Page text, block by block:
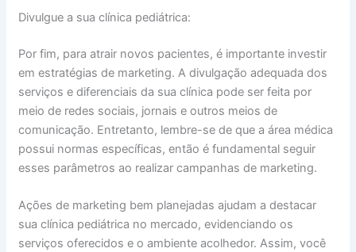
Divulgue a sua clínica pediátrica:
Por fim, para atrair novos pacientes, é importante investir
em estratégias de marketing. A divulgação adequada dos
serviços e diferenciais da sua clínica pode ser feita por
meio de redes sociais, jornais e outros meios de
comunicação. Entretanto, lembre-se de que a área médica
possui normas específicas, então é fundamental seguir
esses parâmetros ao realizar campanhas de marketing.
Ações de marketing bem planejadas ajudam a destacar
sua clínica pediátrica no mercado, evidenciando os
serviços oferecidos e o ambiente acolhedor. Assim, você